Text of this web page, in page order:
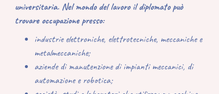
universitaria. Nel mondo del lavoro il diplomato può
trovare occupazione presso:
industrie elettroniche, elettrotecniche, meccaniche e
metalmeccaniche;
aziende di manutenzione di impianti meccanici, di
automazione e robotica;